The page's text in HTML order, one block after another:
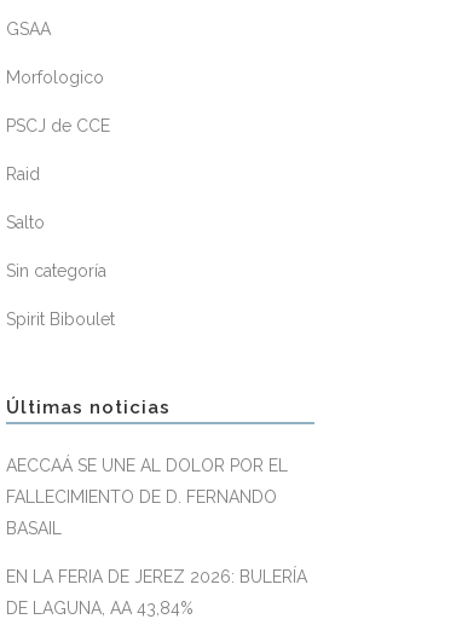
GSAA
Morfologico
PSCJ de CCE
Raid
Salto
Sin categoría
Spirit Biboulet
Últimas noticias
AECCAÁ SE UNE AL DOLOR POR EL
FALLECIMIENTO DE D. FERNANDO
BASAIL
EN LA FERIA DE JEREZ 2026: BULERÍA
DE LAGUNA, AA 43,84%